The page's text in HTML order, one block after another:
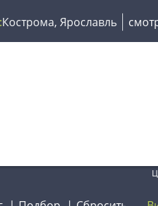
Кострома, Ярославль